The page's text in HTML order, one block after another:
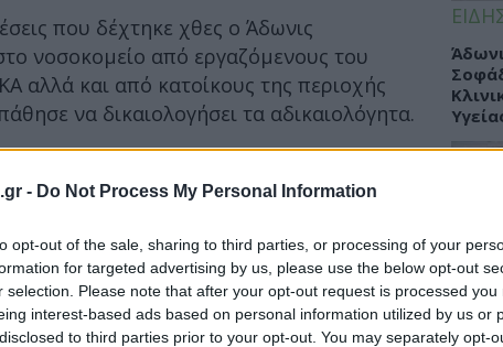
- Do Not Process My Personal Information
opt-out of the sale, sharing to third parties, or processing of your
for targeted advertising by us, please use the below opt-out
selection. Please note that after your opt-out request is processed you
interest-based ads based on personal information utilized by us or
to third parties prior to your opt-out. You may separately opt-
που δέχτηκε χθες ο Άδωνις
νοσοκομείο από εργαζόμενους του
αλλά και από κατοίκους της περιοχής
να δικαιολογήσει τα αδικαιολόγητα.
εκτενώς στην ένταση αλλά και τα
Αγία Όλγα.
προσβλητικό όχι για μένα αλλά για την
και συμπλήρωσε με νόημα: «εγώ είμαι
καρφάκι δε μου καίγεται»!
Πώς